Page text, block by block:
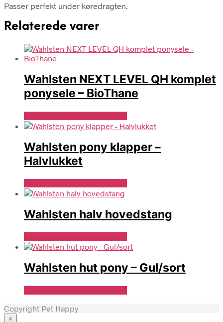
Passer perfekt under køredragten.
Relaterede varer
Wahlsten NEXT LEVEL QH komplet
ponysele – BioThane
Wahlsten pony klapper –
Halvlukket
Wahlsten halv hovedstang
Wahlsten hut pony – Gul/sort
Copyright Pet Happy
×